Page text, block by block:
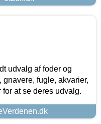
udvalg af foder og
fugle, akvarier,
at se deres udvalg.